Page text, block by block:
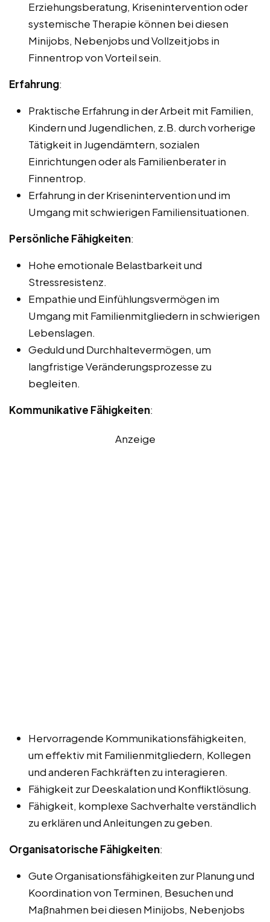
Erziehungsberatung, Krisenintervention oder
systemische Therapie können bei diesen
Minijobs, Nebenjobs und Vollzeitjobs in
Finnentrop von Vorteil sein.
Erfahrung:
Praktische Erfahrung in der Arbeit mit Familien,
Kindern und Jugendlichen, z.B. durch vorherige
Tätigkeit in Jugendämtern, sozialen
Einrichtungen oder als Familienberater in
Finnentrop.
Erfahrung in der Krisenintervention und im
Umgang mit schwierigen Familiensituationen.
Persönliche Fähigkeiten:
Hohe emotionale Belastbarkeit und
Stressresistenz.
Empathie und Einfühlungsvermögen im
Umgang mit Familienmitgliedern in schwierigen
Lebenslagen.
Geduld und Durchhaltevermögen, um
langfristige Veränderungsprozesse zu
begleiten.
Kommunikative Fähigkeiten:
Anzeige
Hervorragende Kommunikationsfähigkeiten,
um effektiv mit Familienmitgliedern, Kollegen
und anderen Fachkräften zu interagieren.
Fähigkeit zur Deeskalation und Konfliktlösung.
Fähigkeit, komplexe Sachverhalte verständlich
zu erklären und Anleitungen zu geben.
Organisatorische Fähigkeiten:
Gute Organisationsfähigkeiten zur Planung und
Koordination von Terminen, Besuchen und
Maßnahmen bei diesen Minijobs, Nebenjobs